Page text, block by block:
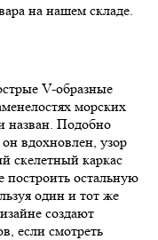
на нашем складе.
V-образные
морских
назван. Подобно
вдохновлен, узор
скелетный каркас
остальную
один и тот же
создают
если смотреть